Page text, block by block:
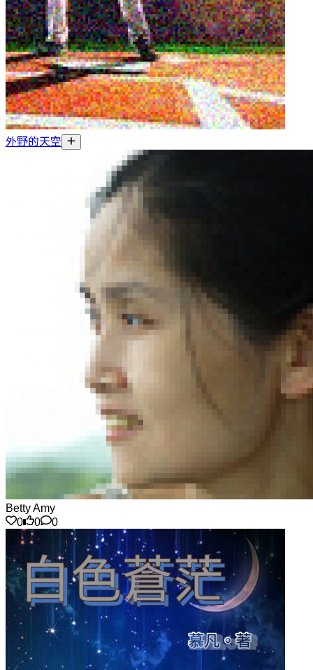
外野的天空
Betty Amy
0
0 0